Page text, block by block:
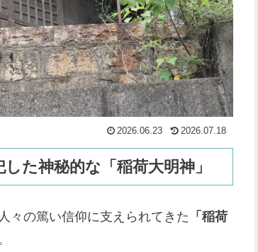
2026.06.23 2026.07.18
た神秘的な「稲荷大明神」
々の篤い信仰に支えられてきた 「稲荷